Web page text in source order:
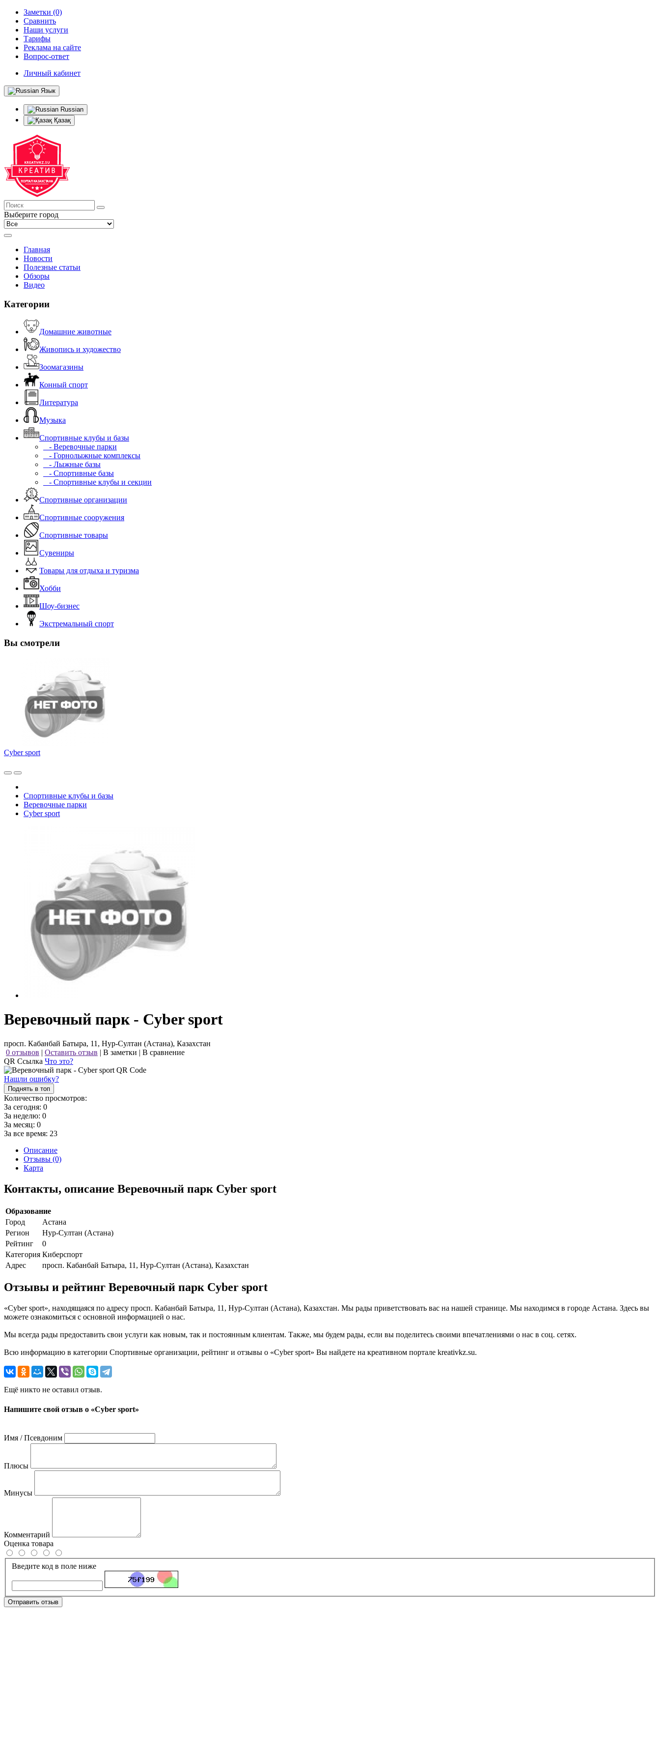
Заметки (0)
Сравнить
Наши услуги
Тарифы
Реклама на сайте
Вопрос-ответ
Личный кабинет
Язык
Russian
Қазақ
Выберите город
Главная
Новости
Полезные статьи
Обзоры
Видео
Категории
Домашние животные
Живопись и художество
Зоомагазины
Конный спорт
Литература
Музыка
Спортивные клубы и базы
- Веревочные парки
- Горнолыжные комплексы
- Лыжные базы
- Спортивные базы
- Спортивные клубы и секции
Спортивные организации
Спортивные сооружения
Спортивные товары
Сувениры
Товары для отдыха и туризма
Хобби
Шоу-бизнес
Экстремальный спорт
Вы смотрели
Cyber sport
Спортивные клубы и базы
Веревочные парки
Cyber sport
Веревочный парк - Cyber sport
просп. Кабанбай Батыра, 11, Нур-Султан (Астана), Казахстан
0 отзывов | Оставить отзыв | В заметки | В сравнение
QR Ссылка Что это?
Нашли ошибку?
Поднять в топ
Количество просмотров:
За сегодня: 0
За неделю: 0
За месяц: 0
За все время: 23
Описание
Отзывы (0)
Карта
Контакты, описание Веревочный парк Cyber sport
Образование
Город
Астана
Регион
Нур-Султан (Астана)
Рейтинг
0
Категория Киберспорт
Адрес
просп. Кабанбай Батыра, 11, Нур-Султан (Астана), Казахстан
Отзывы и рейтинг Веревочный парк Cyber sport
«Cyber sport», находящаяся по адресу просп. Кабанбай Батыра, 11, Нур-Султан (Астана), Казахстан. Мы рады приветствовать вас на нашей странице. Мы находимся в городе Астана. Здесь вы
можете ознакомиться с основной информацией о нас.
Мы всегда рады предоставить свои услуги как новым, так и постоянным клиентам. Также, мы будем рады, если вы поделитесь своими впечатлениями о нас в соц. сетях.
Всю информацию в категории Спортивные организации, рейтинг и отзывы о «Cyber sport» Вы найдете на креативном портале kreativkz.su.
Ещё никто не оставил отзыв.
Напишите свой отзыв о «Cyber sport»
Имя / Псевдоним
Плюсы
Минусы
Комментарий
Оценка товара
Введите код в поле ниже
Отправить отзыв